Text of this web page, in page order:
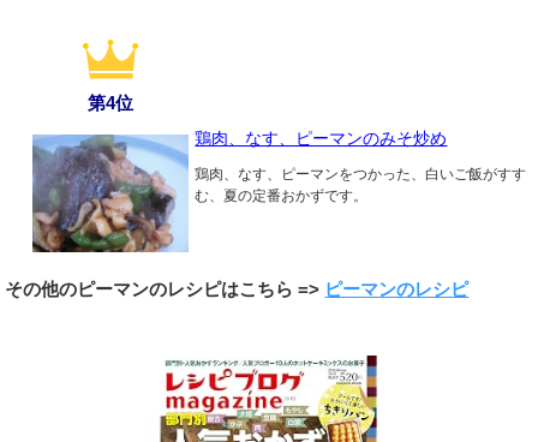
第4位
鶏肉、なす、ピーマンのみそ炒め
鶏肉、なす、ピーマンをつかった、白いご飯がすす
む、夏の定番おかずです。
その他のピーマンのレシピはこちら => ピーマンのレシピ